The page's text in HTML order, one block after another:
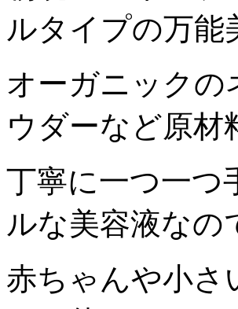
ルタイプの万能
オーガニックの
ウダーなど原材
丁寧に一つ一つ
ルな美容液なの
赤ちゃんや小さ